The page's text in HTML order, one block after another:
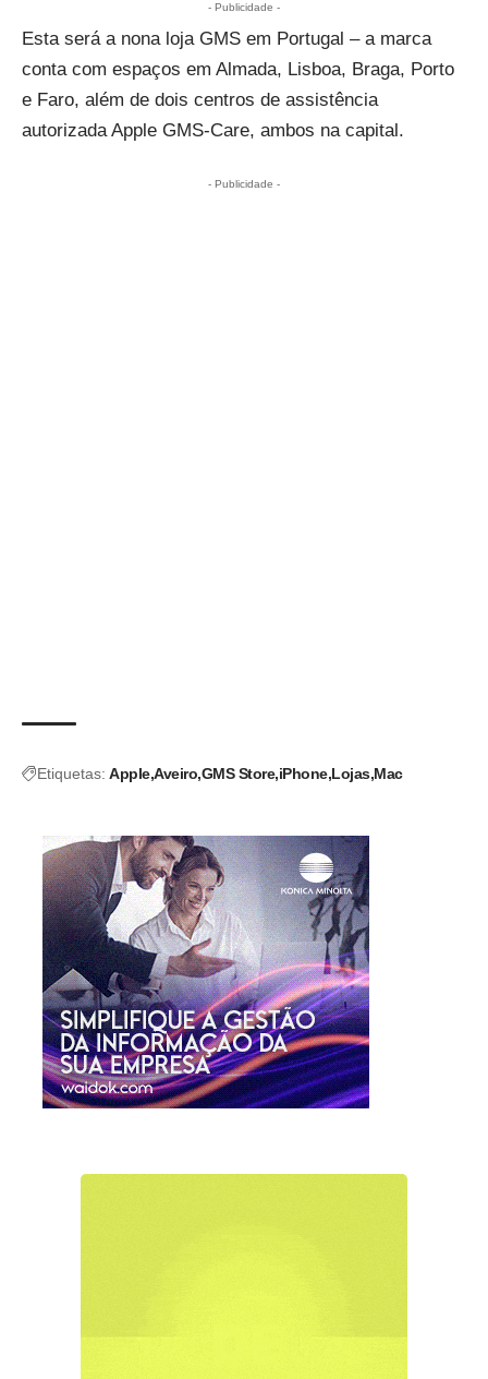
- Publicidade -
Esta será a nona loja GMS em Portugal – a marca
conta com espaços em Almada, Lisboa, Braga, Porto
e Faro, além de dois centros de assistência
autorizada Apple GMS-Care, ambos na capital.
- Publicidade -
Etiquetas: Apple Aveiro GMS Store iPhone Lojas Mac